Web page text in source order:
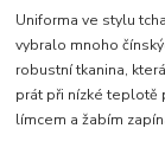
Uniforma ve stylu
vybralo mnoho
robustní tkanina,
prát při nízké teplotě
límcem a žabím